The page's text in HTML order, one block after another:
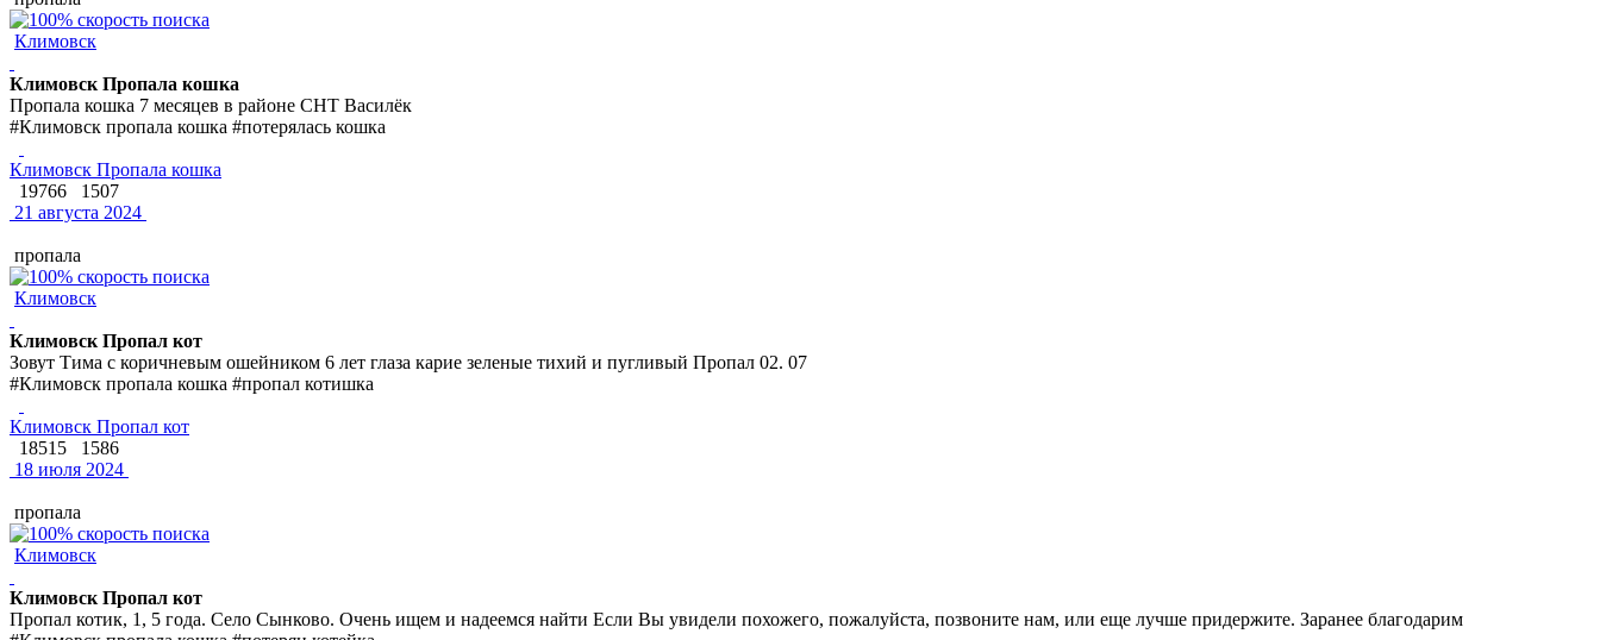
Климовск
Климовск Пропала кошка
Пропала кошка 7 месяцев в районе СНТ Василёк
#Климовск пропала кошка #потерялась кошка
Климовск Пропала кошка
19766
1507
21 августа 2024
пропала
Климовск
Климовск Пропал кот
Зовут Тима с коричневым ошейником 6 лет глаза карие зеленые тихий и пугливый Пропал 02. 07
#Климовск пропала кошка #пропал котишка
Климовск Пропал кот
18515
1586
18 июля 2024
пропала
Климовск
Климовск Пропал кот
Пропал котик, 1, 5 года. Село Сынково. Очень ищем и надеемся найти Если Вы увидели похожего, пожалуйста, позвоните нам, или еще лучше придержите. Заранее благодарим